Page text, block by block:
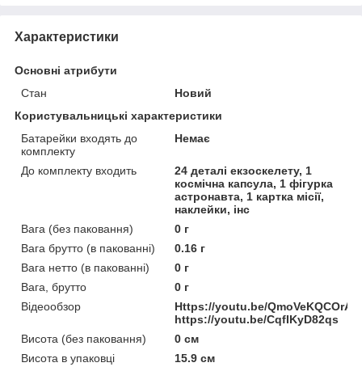
Характеристики
Основні атрибути
Стан
Новий
Користувальницькі характеристики
Батарейки входять до
комплекту
Немає
До комплекту входить
24 деталі екзоскелету, 1
космічна капсула, 1 фігурка
астронавта, 1 картка місії,
наклейки, інс
Вага (без паковання)
0 г
Вага брутто (в пакованні)
0.16 г
Вага нетто (в пакованні)
0 г
Вага, брутто
0 г
Відеообзор
Https://youtu.be/QmoVeKQCOrA,
https://youtu.be/CqfIKyD82qs
Висота (без паковання)
0 см
Висота в упаковці
15.9 см